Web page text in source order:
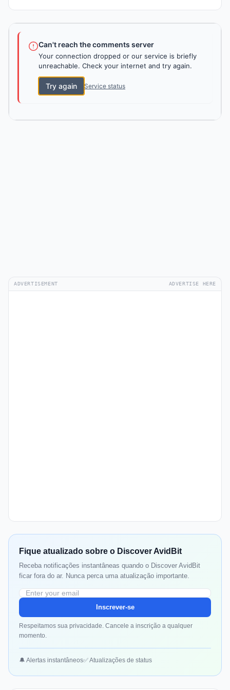
Can't reach the comments server
Your connection dropped or our service is briefly
unreachable. Check your internet and try again.
Try again Service status
ADVERTISEMENT ADVERTISE HERE
Fique atualizado sobre o Discover AvidBit
Receba notificações instantâneas quando o Discover AvidBit
ficar fora do ar. Nunca perca uma atualização importante.
Inscrever-se
Respeitamos sua privacidade. Cancele a inscrição a qualquer
momento.
🔔 Alertas instantâneos✅ Atualizações de status